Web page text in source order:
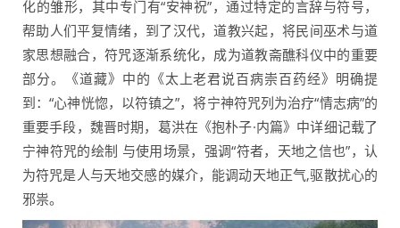
化的雏形，其中专门有“安神祝”，通过特定的言辞与符号，
帮助人们平复情绪，到了汉代，道教兴起，将民间巫术与道
家思想融合，符咒逐渐系统化，成为道教斋醮科仪中的重要
部分。《道藏》中的《太上老君说百病崇百药经》明确提
到：“心神恍惚，以符镇之”，将宁神符咒列为治疗“情志病”的
重要手段，魏晋时期，葛洪在《抱朴子·内篇》中详细记载了
宁神符咒的绘制 与使用场景，强调“符者，天地之信也”，认
为符咒是人与天地交感的媒介，能调动天地正气,驱散扰心的
邪祟。